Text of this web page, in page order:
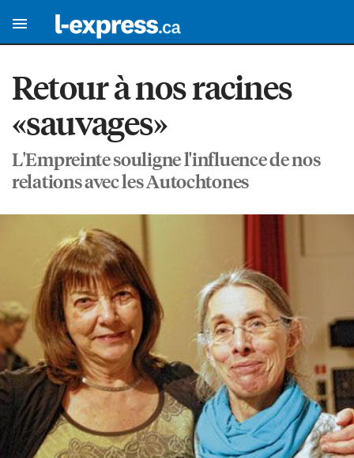
Retour à nos racines
«sauvages»
L'Empreinte souligne l'influence de nos
relations avec les Autochtones